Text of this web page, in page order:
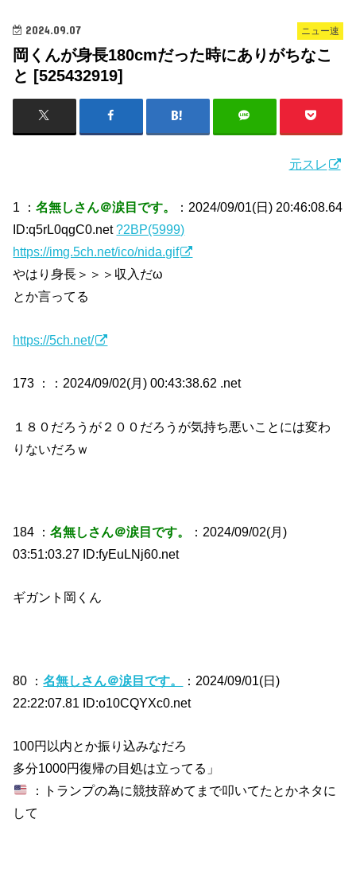
ニュー速
2024.09.07
岡くんが身長180cmだった時にありがちなこ
と [525432919]
元スレ
1 ：名無しさん＠涙目です。
：2024/09/01(日) 20:46:08.64
ID:q5rL0qgC0.net?2BP(5999)
https://img.5ch.net/ico/nida.gif
やはり身長＞＞＞収入だω
とか言ってる
https://5ch.net/
173 ： ：2024/09/02(月) 00:43:38.62 .net
１８０だろうが２００だろうが気持ち悪いことには変わ
りないだろｗ
184 ：名無しさん＠涙目です。
：2024/09/02(月)
03:51:03.27 ID:fyEuLNj60.net
ギガント岡くん
80 ：名無しさん＠涙目です。
：2024/09/01(日)
22:22:07.81 ID:o10CQYXc0.net
100円以内とか振り込みなだろ
多分1000円復帰の目処は立ってる」
：トランプの為に競技辞めてまで叩いてたとかネタに
して